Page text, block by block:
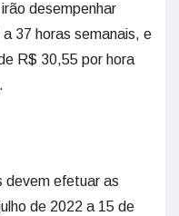
desempenhar
37 horas semanais, e
R$ 30,55 por hora
devem efetuar as
de 2022 a 15 de